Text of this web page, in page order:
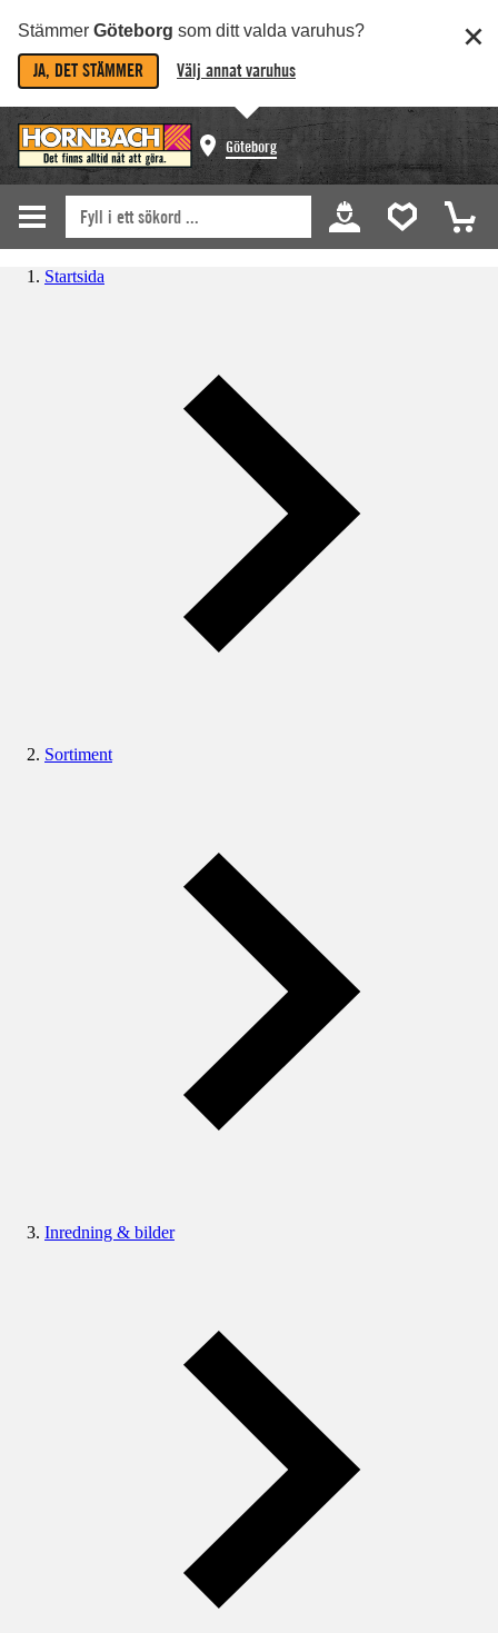
Stämmer Göteborg som ditt valda varuhus?
JA, DET STÄMMER Välj annat varuhus
Göteborg
Startsida
Sortiment
Inredning & bilder